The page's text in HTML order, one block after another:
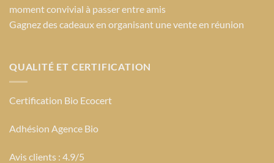
moment convivial à passer entre amis
Gagnez des cadeaux en organisant une vente en réunion
QUALITÉ ET CERTIFICATION
Certification Bio Ecocert
Adhésion Agence Bio
Avis clients : 4.9/5